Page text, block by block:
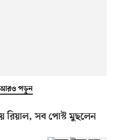
আরও পড়ুন
রিয়াল, সব পোস্ট মুছলেন